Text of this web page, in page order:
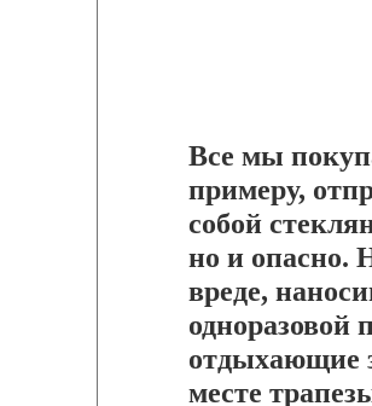
Все мы
примеру,
собой
но и опасно.
вреде,
одноразовой
отдыхающие
месте